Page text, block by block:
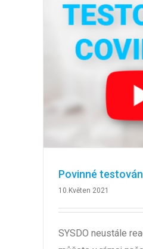
Povinné
10.Květen 2021
SYSDO neustále